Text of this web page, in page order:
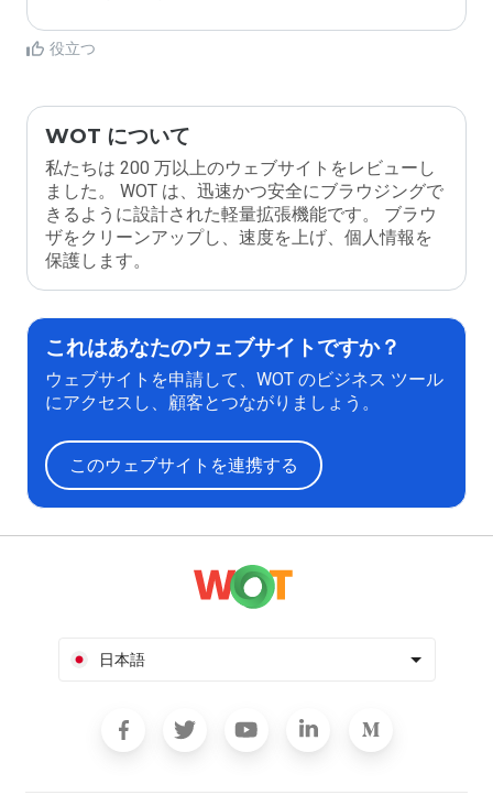
役立つ
WOT について
私たちは 200 万以上のウェブサイトをレビューし
ました。 WOT は、迅速かつ安全にブラウジングで
きるように設計された軽量拡張機能です。 ブラウ
ザをクリーンアップし、速度を上げ、個人情報を
保護します。
これはあなたのウェブサイトですか？
ウェブサイトを申請して、WOT のビジネス ツール
にアクセスし、顧客とつながりましょう。
このウェブサイトを連携する
日本語